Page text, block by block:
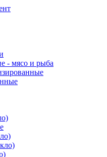
- мясо и рыба